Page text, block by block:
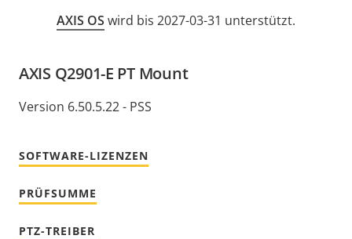
AXIS OS wird bis 2027-03-31 unterstützt.
AXIS Q2901-E PT Mount
Version 6.50.5.22 - PSS
SOFTWARE-LIZENZEN
PRÜFSUMME
PTZ-TREIBER